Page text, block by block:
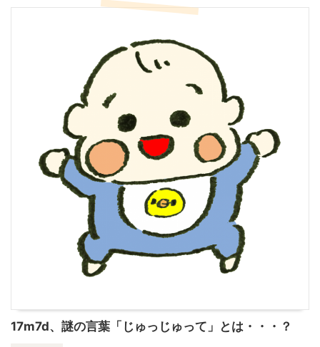
17m7d、謎の言葉「じゅっじゅって」とは・・・？